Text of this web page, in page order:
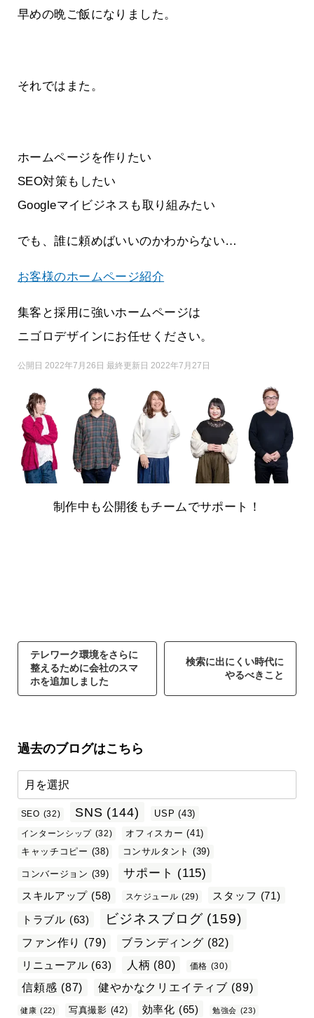
早めの晩ご飯になりました。
それではまた。
ホームページを作りたい
SEO対策もしたい
Googleマイビジネスも取り組みたい
でも、誰に頼めばいいのかわからない…
お客様のホームページ紹介
集客と採用に強いホームページは
ニゴロデザインにお任せください。
公開日 2022年7月26日 最終更新日 2022年7月27日
制作中も公開後もチームでサポート！
テレワーク環境をさらに
整えるために会社のスマ
ホを追加しました
検索に出にくい時代に
やるべきこと
過去のブログはこちら
SEO (32) SNS (144) USP (43)
インターンシップ (32) オフィスカー (41)
キャッチコピー (38) コンサルタント (39)
コンバージョン (39) サポート (115)
スキルアップ (58) スケジュール (29) スタッフ (71)
トラブル (63) ビジネスブログ (159)
ファン作り (79) ブランディング (82)
リニューアル (63) 人柄 (80) 価格 (30)
信頼感 (87) 健やかなクリエイティブ (89)
健康 (22) 写真撮影 (42) 効率化 (65) 勉強会 (23)